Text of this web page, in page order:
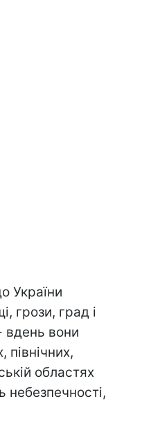
України
грози, град і
вони
північних,
областях
небезпечності,